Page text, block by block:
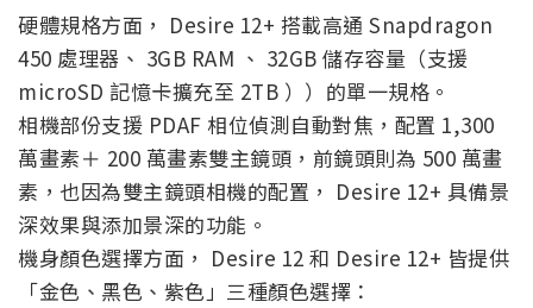
硬體規格方面， Desire 12+ 搭載高通 Snapdragon
450 處理器、 3GB RAM 、 32GB 儲存容量（支援
microSD 記憶卡擴充至 2TB ））的單一規格。
相機部份支援 PDAF 相位偵測自動對焦，配置 1,300
萬畫素＋ 200 萬畫素雙主鏡頭，前鏡頭則為 500 萬畫
素，也因為雙主鏡頭相機的配置， Desire 12+ 具備景
深效果與添加景深的功能。
機身顏色選擇方面， Desire 12 和 Desire 12+ 皆提供
「金色、黑色、紫色」三種顏色選擇：